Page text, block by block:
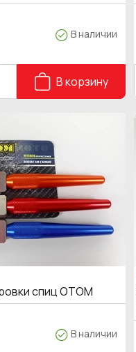
В наличии
В корзину
спиц OTOM
В наличии